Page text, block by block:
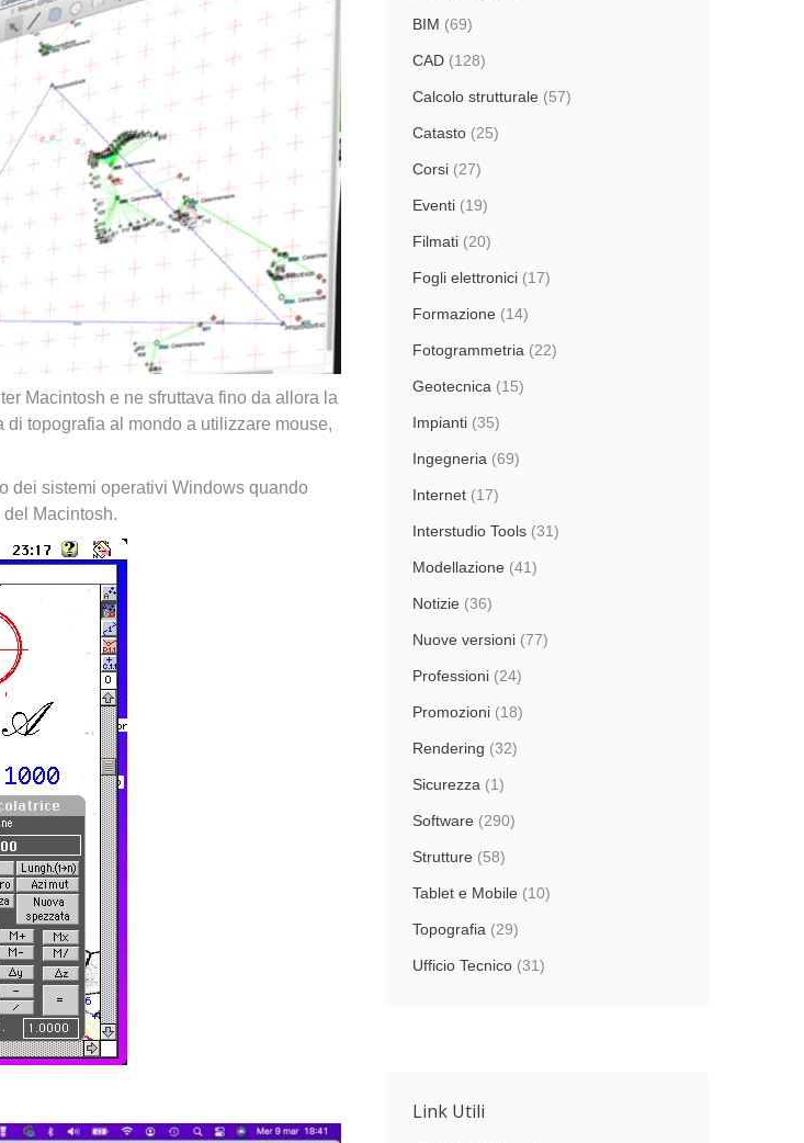
Macintosh e ne sfruttava fino da allora la
topografia al mondo a utilizzare mouse,
dei sistemi operativi Windows quando
Macintosh.
BIM (69)
CAD (128)
Calcolo strutturale (57)
Catasto (25)
Corsi (27)
Eventi (19)
Filmati (20)
Fogli elettronici (17)
Formazione (14)
Fotogrammetria (22)
Geotecnica (15)
Impianti (35)
Ingegneria (69)
Internet (17)
Interstudio Tools (31)
Modellazione (41)
Notizie (36)
Nuove versioni (77)
Professioni (24)
Promozioni (18)
Rendering (32)
Sicurezza (1)
Software (290)
Strutture (58)
Tablet e Mobile (10)
Topografia (29)
Ufficio Tecnico (31)
Link Utili